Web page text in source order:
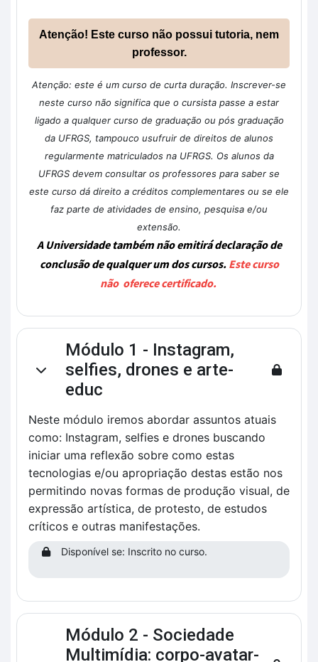
Atenção! Este curso não possui tutoria, nem
professor.
Atenção: este é um curso de curta duração. Inscrever-se
neste curso não significa que o cursista passe a estar
ligado a qualquer curso de graduação ou pós graduação
da UFRGS, tampouco usufruir de direitos de alunos
regularmente matriculados na UFRGS. Os alunos da
UFRGS devem consultar os professores para saber se
este curso dá direito a créditos complementares ou se ele
faz parte de atividades de ensino, pesquisa e/ou
extensão.
A Universidade também não emitirá declaração de
conclusão de qualquer um dos cursos. Este curso
não oferece certificado.
Contrair
Módulo 1 - Instagram,
selfies, drones e arte-
educ
Neste módulo iremos abordar assuntos atuais
como: Instagram, selfies e drones buscando
iniciar uma reflexão sobre como estas
tecnologias e/ou apropriação destas estão nos
permitindo novas formas de produção visual, de
expressão artística, de protesto, de estudos
críticos e outras manifestações.
Disponível se: Inscrito no curso.
Módulo 2 - Sociedade
Multimídia: corpo-avatar-